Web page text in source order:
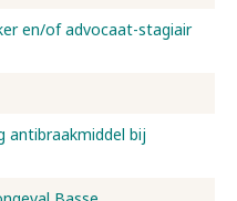
en/of advocaat-stagiair
antibraakmiddel bij